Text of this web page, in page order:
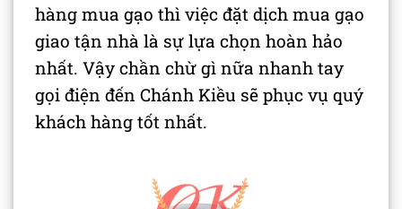
hàng mua gạo thì việc đặt dịch mua gạo
giao tận nhà là sự lựa chọn hoàn hảo
nhất. Vậy chần chừ gì nữa nhanh tay
gọi điện đến Chánh Kiều sẽ phục vụ quý
khách hàng tốt nhất.